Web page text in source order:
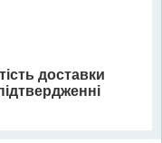
доставки